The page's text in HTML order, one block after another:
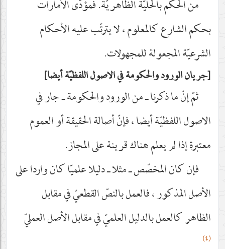
من الحكم بالحلّيّة الظاهريّة. فمؤدّى الأمارات
بحكم الشارع كالمعلوم ، لا يترتّب عليه الأحكام
الشرعيّة المجعولة للمجهولات.
جريان الورود والحكومة في الاصول اللفظيّة أيضا
ثمّ إنّ ما ذكرنا ـ من الورود والحكومة ـ جار في
الاصول اللفظيّة أيضا ، فإنّ أصالة الحقيقة أو العموم
معتبرة إذا لم يعلم هناك قرينة على المجاز.
فإن كان المخصّص ـ مثلا ـ دليلا علميّا كان واردا على
الأصل المذكور ، فالعمل بالنصّ القطعيّ في مقابل
الظاهر كالعمل بالدليل العلميّ في مقابل الأصل العمليّ
(٤)